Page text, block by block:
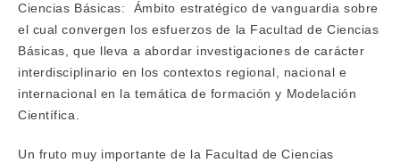
Ciencias Básicas: Ámbito estratégico de vanguardia sobre
el cual convergen los esfuerzos de la Facultad de Ciencias
Básicas, que lleva a abordar investigaciones de carácter
interdisciplinario en los contextos regional, nacional e
internacional en la temática de formación y Modelación
Científica.
Un fruto muy importante de la Facultad de Ciencias